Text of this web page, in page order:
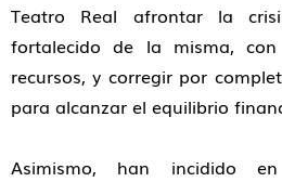
Teatro Real afrontar la
fortalecido de la misma,
recursos, y corregir por
para alcanzar el equilibrio
Asimismo, han incidido